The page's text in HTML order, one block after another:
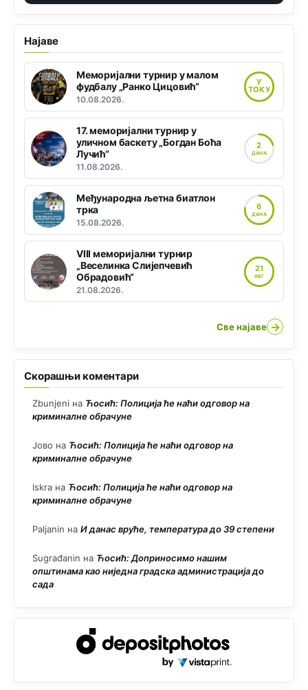
Најаве
Меморијални турнир у малом
фудбалу „Ранко Цицовић“
10.08.2026.
У
ТОКУ
17. меморијални турнир у
уличном баскету „Богдан Боћа
Лучић“
11.08.2026.
2
ДАНА
Међународна љетна биатлон
трка
15.08.2026.
6
ДАНА
VIII меморијални турнир
„Веселинка Слијепчевић
Обрадовић“
21.08.2026.
21
АВГ
Све најаве →
Скорашњи коментари
Zbunjeni на Ћосић: Полиција ће наћи одговор на
криминалне обрачуне
Јово на Ћосић: Полиција ће наћи одговор на
криминалне обрачуне
Iskra на Ћосић: Полиција ће наћи одговор на
криминалне обрачуне
Paljanin на И данас вруће, температура до 39 степени
Sugrađanin на Ћосић: Доприносимо нашим
општинама као ниједна градска администрација до
сада